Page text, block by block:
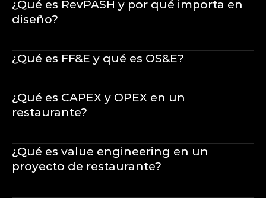
¿Qué es RevPASH y por qué importa en
diseño?
¿Qué es FF&E y qué es OS&E?
¿Qué es CAPEX y OPEX en un
restaurante?
¿Qué es value engineering en un
proyecto de restaurante?